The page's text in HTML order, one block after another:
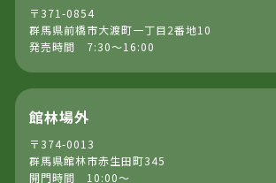
〒371-0854
群馬県前橋市大渡町一丁目2番地10
発売時間 7:30～16:00
館林場外
〒374-0013
群馬県館林市赤生田町345
開門時間 10:00～